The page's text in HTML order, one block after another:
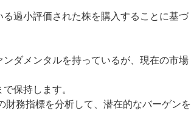
過小評価された株を購入することに基づ
ダメンタルを持っているが、現在の市場
保持します。
財務指標を分析して、潜在的なバーゲンを